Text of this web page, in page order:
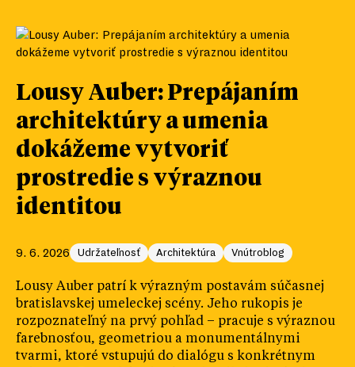
Lousy Auber: Prepájaním
architektúry a umenia
dokážeme vytvoriť
prostredie s výraznou
identitou
9. 6. 2026 Udržateľnosť Architektúra Vnútroblog
Lousy Auber patrí k výrazným postavám súčasnej
bratislavskej umeleckej scény. Jeho rukopis je
rozpoznateľný na prvý pohľad – pracuje s výraznou
farebnosťou, geometriou a monumentálnymi
tvarmi, ktoré vstupujú do dialógu s konkrétnym